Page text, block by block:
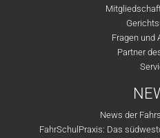
Fragen und
Partner
News der
FahrSchulPraxis: Das